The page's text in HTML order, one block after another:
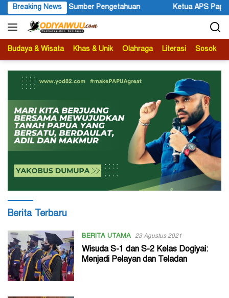
Langsung
ke
konten
Breaking News
Ketua APS Papua Pegunungan Sonni Lokobal: Kalau Mau
Budaya & Wisata Khas & Unik Olahraga Literasi Sosok
Odiyaiwuu.com
Membahagiakan
Kehidupan
Berita Terbaru
BERITA UTAMA 23 Agustus 2021
Wisuda S-1 dan S-2 Kelas Dogiyai:
Menjadi Pelayan dan Teladan